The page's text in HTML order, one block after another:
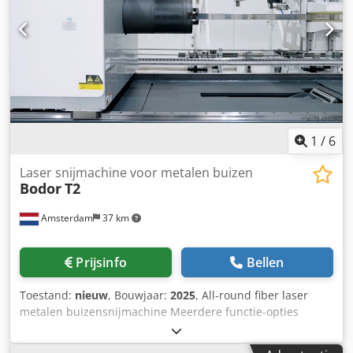
koelvloeistofvoorziening - benodigde ruimte ca. B 600 x H
1600 x D 750 mm - gewicht ca. 300 kg
1 / 6
Amsterdam 37 km
Laser snijmachine voor metalen buizen
BodorT2
Prijsinfo Bellen
Toestand: nieuw, Bouwjaar: 2025, All-round fiber laser
metalen buizensnijmachine Meerdere functie-opties
helpen de laser buizensnijmachine te gebruiken in tal van
buizensnijprocessen. Dankzij het slanke mondstuk kan de